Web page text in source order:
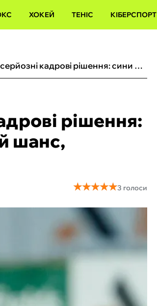
ХОКЕЙ ТЕНІС КІБЕРСПОРТ
Динамо ухвалило серйозні кадрові рішення: сини легенд отримають новий шанс, легіонер залишить команду
рішення:
шанс,
★★★★★
★★★★★3 голоси